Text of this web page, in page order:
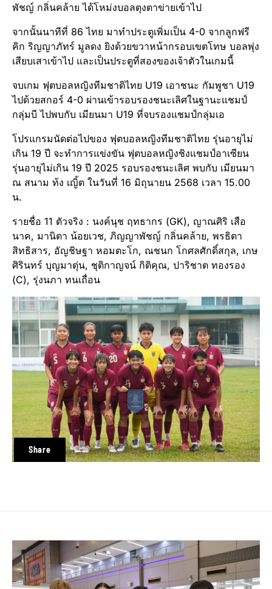
Share
พัชญ์ กลิ่นคล้าย ได้โหม่งบอลตุงตาข่ายเข้าไป
จากนั้นนาทีที่ 86 ไทย มาทำประตูเพิ่มเป็น 4-0 จากลูกฟรี
คิก ริญญาภัทร์ มูลดง ยิงด้วยขวาหน้ากรอบเขตโทษ บอลพุ่ง
เสียบเสาเข้าไป และเป็นประตูที่สองของเจ้าตัวในเกมนี้
จบเกม ฟุตบอลหญิงทีมชาติไทย U19 เอาชนะ กัมพูชา U19
ไปด้วยสกอร์ 4-0 ผ่านเข้ารอบรองชนะเลิศในฐานะแชมป์
กลุ่มบี ไปพบกับ เมียนมา U19 ที่จบรองแชมป์กลุ่มเอ
โปรแกรมนัดต่อไปของ ฟุตบอลหญิงทีมชาติไทย รุ่นอายุไม่
เกิน 19 ปี จะทำการแข่งขัน ฟุตบอลหญิงชิงแชมป์อาเซียน
รุ่นอายุไม่เกิน 19 ปี 2025 รอบรองชนะเลิศ พบกับ เมียนมา
ณ สนาม ท้ง เญิ้ต ในวันที่ 16 มิถุนายน 2568 เวลา 15.00
น.
รายชื่อ 11 ตัวจริง : นงค์นุช ฤทธากร (GK), ญาณศิริ เสือ
นาค, มานิตา น้อยเวช, ภิญญาพัชญ์ กลิ่นคล้าย, พรธิตา
สิทธิสาร, อัญชิษฐา หอมตะโก, ณชนก โกศลศักดิ์สกุล, เกษ
ศิรินทร์ บุญมาตุ่น, ชุติกาญจน์ กิติคุณ, ปาริชาต ทองรอง
(C), รุ่งนภา ทนเถื่อน